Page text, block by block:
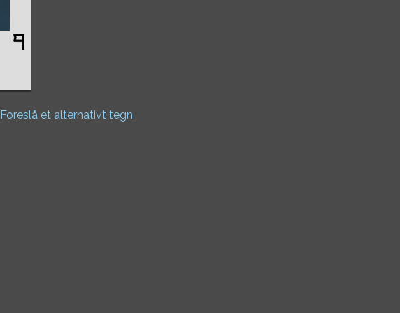
Foreslå et alternativt tegn